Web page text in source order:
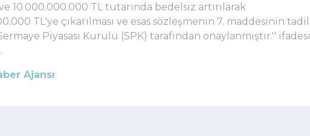
10.000.000.000 TL tutarında bedelsiz artırılarak
TL'ye çıkarılması ve esas sözleşmenin 7. maddesinin tadil
Piyasası Kurulu (SPK) tarafından onaylanmıştır.'' ifadesi
Ajansı